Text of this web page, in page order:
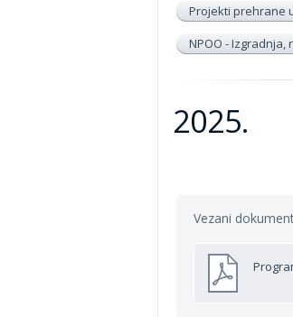
Projekti prehrane
NPOO -
2025.
Vezani